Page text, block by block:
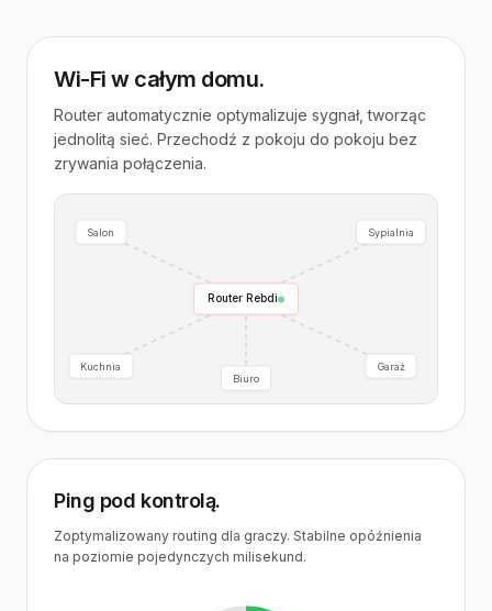
Wi-Fi w całym domu.
Router automatycznie optymalizuje sygnał, tworząc
jednolitą sieć. Przechodź z pokoju do pokoju bez
zrywania połączenia.
Router Rebdi
Salon Sypialnia
Kuchnia
Garaż
Biuro
Ping pod kontrolą.
Zoptymalizowany routing dla graczy. Stabilne opóźnienia
na poziomie pojedynczych milisekund.